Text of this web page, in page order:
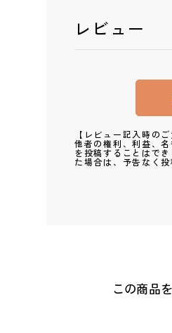
レビュー
【レビュー記入時のご
他者の権利、利益、
を投稿することはで
た場合は、予告なく
この商品